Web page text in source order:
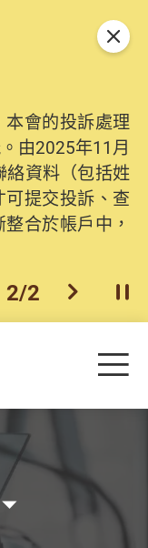
會的投訴處理
由2025年11月
絡資料（包括姓
提交投訴、查
合於帳戶中，
一個
2/2 下一個開
關閉
目